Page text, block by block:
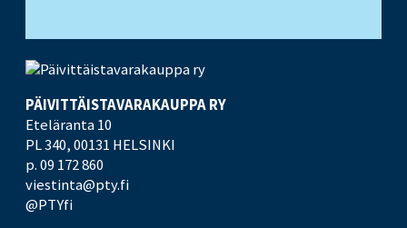
PÄIVITTÄISTAVARA­KAUPPA RY
Eteläranta 10
PL 340,00131 HELSINKI
p. 09 172 860
viestinta@pty.fi
@PTYfi